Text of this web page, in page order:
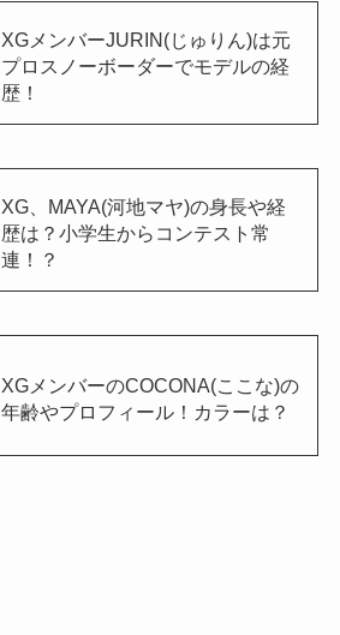
XGメンバーJURIN(じゅりん)は元
プロスノーボーダーでモデルの経
歴！
XG、MAYA(河地マヤ)の身長や経
歴は？小学生からコンテスト常
連！？
XGメンバーのCOCONA(ここな)の
年齢やプロフィール！カラーは？